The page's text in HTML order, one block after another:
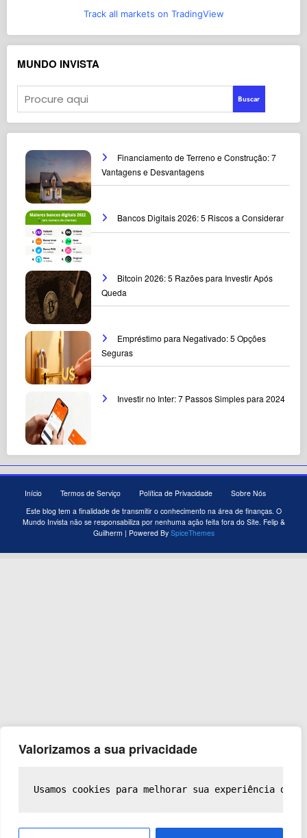
Valorizamos a sua privacidade
Usamos cookies para melhorar sua experiência
Track all markets on TradingView
MUNDO INVISTA
Buscar
Financiamento de Terreno e Construção: 7
Vantagens e Desvantagens
Bancos Digitais 2026: 5 Riscos a Considerar
Bitcoin 2026: 5 Razões para Investir Após
Queda
Empréstimo para Negativado: 5 Opções
Seguras
Investir no Inter: 7 Passos Simples para 2024
Início Termos de Serviço Política de Privacidade
Sobre Nós
Este blog tem a finalidade de transmitir o conhecimento na área de finanças. O
Mundo Invista não se responsabiliza por nenhuma ação feita fora do Site. Felip &
Guilherm | Powered By SpiceThemes